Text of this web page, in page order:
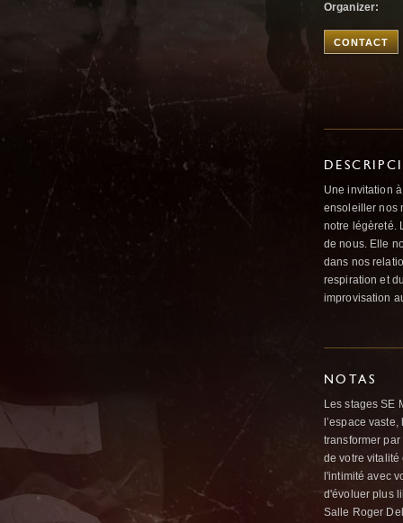
Organizer:
CONTACT
Une invitation
ensoleiller nos
notre légèreté.
de nous. Elle
dans nos
respiration et
improvisation
NOTAS
Les stages SE
l’espace
transformer
de votre vitalité
l'intimité avec
d'évoluer plus
Salle Roger